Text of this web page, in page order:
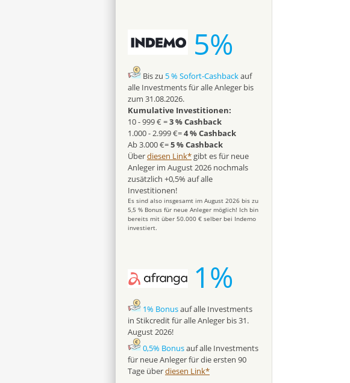
5%
Bis zu 5 % Sofort-Cashbackauf
alle Investments für alle Anleger bis
zum 31.08.2026.
Kumulative Investitionen:
10 - 999 € =3 % Cashback
1.000 - 2.999 €=4 % Cashback
Ab 3.000 €=5 % Cashback
Überdiesen Link* gibt es für neue
Anleger im August 2026 nochmals
zusätzlich +0,5% auf alle
Investitionen!
Es sind also insgesamt im August 2026 bis zu
5,5 % Bonus für neue Anleger möglich! Ich bin
bereits mit über 50.000 € selber bei Indemo
investiert.
1%
1% Bonusauf alle Investments
in Stikcredit für alle Anleger bis 31.
August 2026!
0,5% Bonusauf alle Investments
für neue Anleger für die ersten 90
Tage überdiesen Link*